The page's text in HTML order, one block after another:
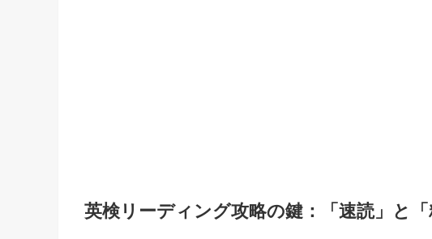
英検リーディング攻略の鍵：「速読」と